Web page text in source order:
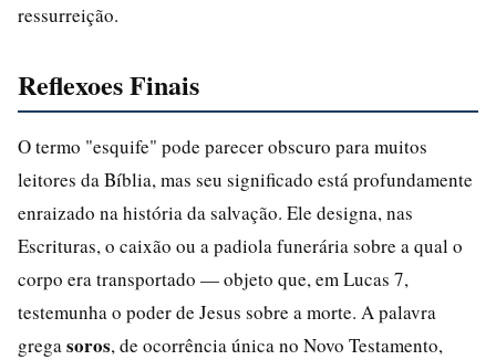
ressurreição.
Reflexoes Finais
O termo "esquife" pode parecer obscuro para muitos
leitores da Bíblia, mas seu significado está profundamente
enraizado na história da salvação. Ele designa, nas
Escrituras, o caixão ou a padiola funerária sobre a qual o
corpo era transportado — objeto que, em Lucas 7,
testemunha o poder de Jesus sobre a morte. A palavra
grega soros, de ocorrência única no Novo Testamento,